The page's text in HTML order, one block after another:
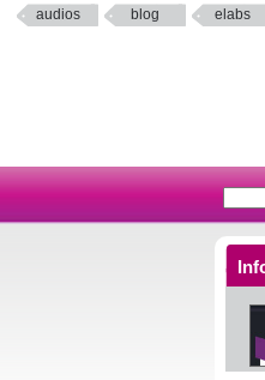
audios blog elabs